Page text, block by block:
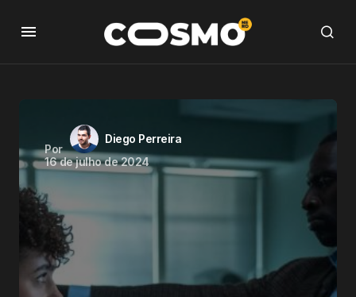
Por
Diego Perreira
16 de julho de 2024